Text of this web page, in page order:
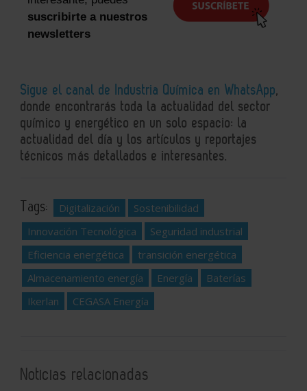
suscribirte a nuestros
newsletters
Sigue el canal de Industria Química en WhatsApp,
donde encontrarás toda la actualidad del sector
químico y energético en un solo espacio: la
actualidad del día y los artículos y reportajes
técnicos más detallados e interesantes.
Tags: Digitalización
Sostenibilidad
Innovación Tecnológica
Seguridad industrial
Eficiencia energética
transición energética
Almacenamiento energía
Energía
Baterías
Ikerlan
CEGASA Energía
Noticias relacionadas